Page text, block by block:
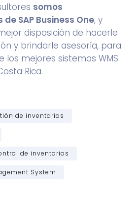
somos
SAP Business One, y
disposición de hacerle
y brindarle asesoría, para
los mejores sistemas WMS
Rica.
de inventarios
de inventarios
System